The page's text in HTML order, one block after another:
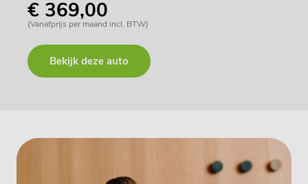
€ 369,00
(Vanafprijs per maand incl. BTW)
Bekijk deze auto